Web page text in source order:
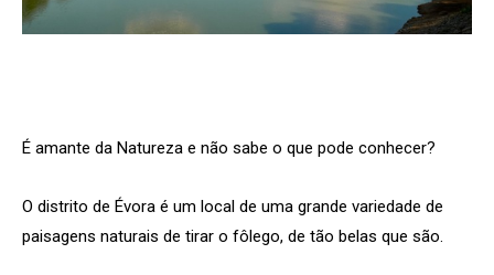
É amante da Natureza e não sabe o que pode conhecer?
O distrito de Évora é um local de uma grande variedade de
paisagens naturais de tirar o fôlego, de tão belas que são.